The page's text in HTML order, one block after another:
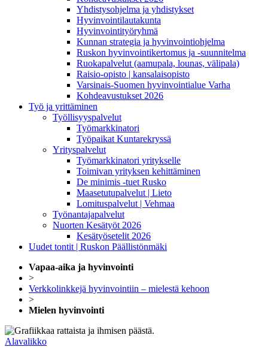
Yhdistysohjelma ja yhdistykset
Hyvinvointilautakunta
Hyvinvointityöryhmä
Kunnan strategia ja hyvinvointiohjelma
Ruskon hyvinvointikertomus ja -suunnitelma
Ruokapalvelut (aamupala, lounas, välipala)
Raisio-opisto | kansalaisopisto
Varsinais-Suomen hyvinvointialue Varha
Kohdeavustukset 2026
Työ ja yrittäminen
Työllisyyspalvelut
Työmarkkinatori
Työpaikat Kuntarekryssä
Yrityspalvelut
Työmarkkinatori yritykselle
Toimivan yrityksen kehittäminen
De minimis -tuet Rusko
Maasetutupalvelut | Lieto
Lomituspalvelut | Vehmaa
Työnantajapalvelut
Nuorten Kesätyöt 2026
Kesätyösetelit 2026
Uudet tontit | Ruskon Päällistönmäki
Vapaa-aika ja hyvinvointi
>
Verkkolinkkejä hyvinvointiin – mielestä kehoon
>
Mielen hyvinvointi
Alavalikko